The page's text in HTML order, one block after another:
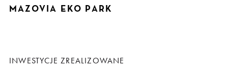
MAZOVIA EKO PARK
INWESTYCJE ZREALIZOWANE